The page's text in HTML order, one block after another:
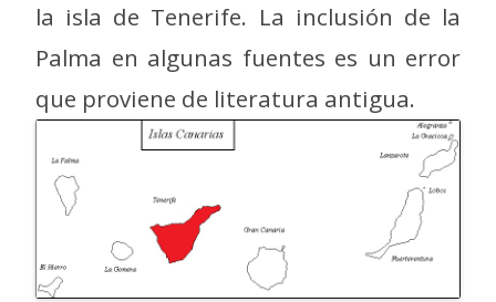
la isla de Tenerife. La inclusión de la
Palma en algunas fuentes es un error
que proviene de literatura antigua.